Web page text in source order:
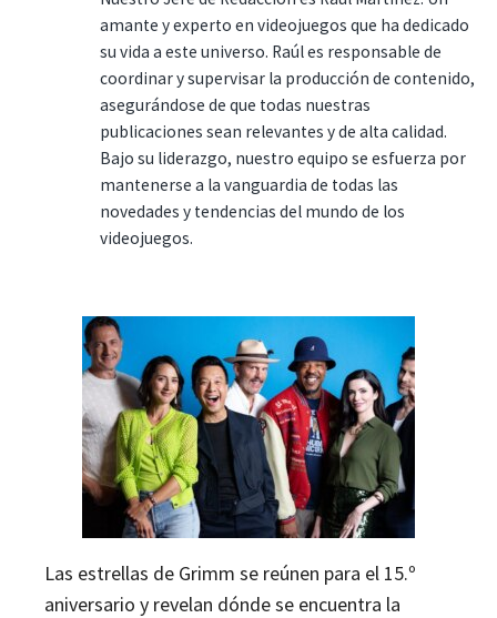
amante y experto en videojuegos que ha dedicado
su vida a este universo. Raúl es responsable de
coordinar y supervisar la producción de contenido,
asegurándose de que todas nuestras
publicaciones sean relevantes y de alta calidad.
Bajo su liderazgo, nuestro equipo se esfuerza por
mantenerse a la vanguardia de todas las
novedades y tendencias del mundo de los
videojuegos.
Las estrellas de Grimm se reúnen para el 15.º
aniversario y revelan dónde se encuentra la